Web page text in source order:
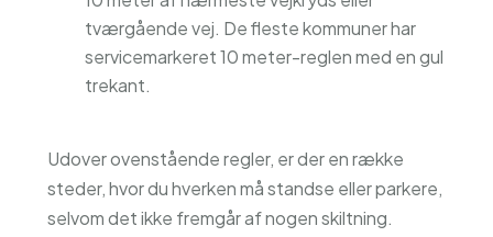
tværgående vej. De fleste kommuner har
servicemarkeret 10 meter-reglen med en gul
trekant.
Udover ovenstående regler, er der en række
steder, hvor du hverken må standse eller parkere,
selvom det ikke fremgår af nogen skiltning.